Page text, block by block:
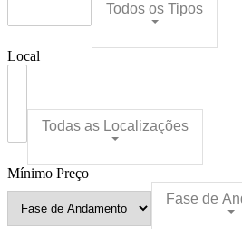
Todos os Tipos
Local
Todas as Localizações
Mínimo Preço
Fase de